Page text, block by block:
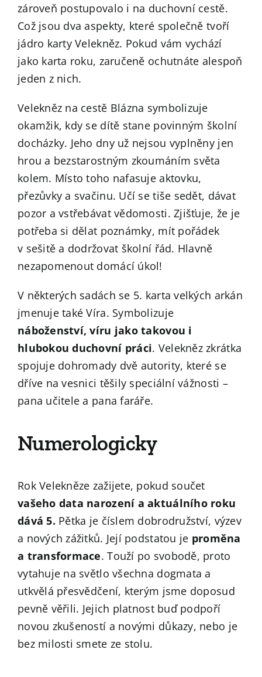
zároveň postupovalo i na duchovní cestě.
Což jsou dva aspekty, které společně tvoří
jádro karty Velekněz. Pokud vám vychází
jako karta roku, zaručeně ochutnáte alespoň
jeden z nich.
Velekněz na cestě Blázna symbolizuje
okamžik, kdy se dítě stane povinným školní
docházky. Jeho dny už nejsou vyplněny jen
hrou a bezstarostným zkoumáním světa
kolem. Místo toho nafasuje aktovku,
přezůvky a svačinu. Učí se tiše sedět, dávat
pozor a vstřebávat vědomosti. Zjišťuje, že je
potřeba si dělat poznámky, mít pořádek
v sešitě a dodržovat školní řád. Hlavně
nezapomenout domácí úkol!
V některých sadách se 5. karta velkých arkán
jmenuje také Víra. Symbolizuje
náboženství, víru jako takovou i
hlubokou duchovní práci. Velekněz zkrátka
spojuje dohromady dvě autority, které se
dříve na vesnici těšily speciální vážnosti –
pana učitele a pana faráře.
Numerologicky
Rok Velekněze zažijete, pokud součet
vašeho data narození a aktuálního roku
dává 5. Pětka je číslem dobrodružství, výzev
a nových zážitků. Její podstatou je proměna
a transformace. Touží po svobodě, proto
vytahuje na světlo všechna dogmata a
utkvělá přesvědčení, kterým jsme doposud
pevně věřili. Jejich platnost buď podpoří
novou zkušeností a novými důkazy, nebo je
bez milosti smete ze stolu.